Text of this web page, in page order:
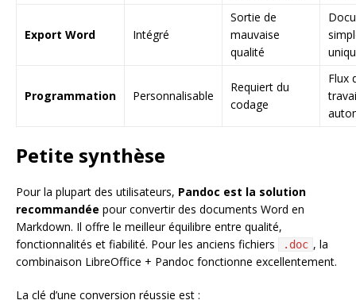
Export Word Intégré
Sortie de
mauvaise
qualité
Programmation Personnalisable
Requiert du
codage
Flux
Petite synthèse
Pour la plupart des utilisateurs, Pandoc est la solution
recommandée pour convertir des documents Word en
Markdown. Il offre le meilleur équilibre entre qualité,
fonctionnalités et fiabilité. Pour les anciens fichiers
.doc , la
combinaison LibreOffice + Pandoc fonctionne excellentement.
La clé d’une conversion réussie est :